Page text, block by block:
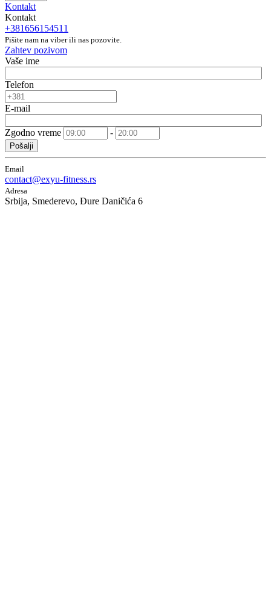
Kontakt
Kontakt
+381656154511
Pišite nam na viber ili nas pozovite.
Zahtev pozivom
Vaše ime
Telefon
E-mail
Zgodno vreme -
Pošalji
Email
contact@exyu-fitness.rs
Adresa
Srbija, Smederevo, Đure Daničića 6